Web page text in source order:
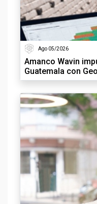
Ago 05/2026
Amanco Wavin
Guatemala con